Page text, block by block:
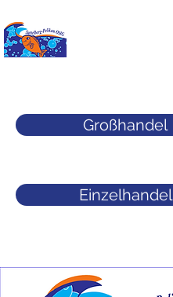
Großhandel
Einzelhandel